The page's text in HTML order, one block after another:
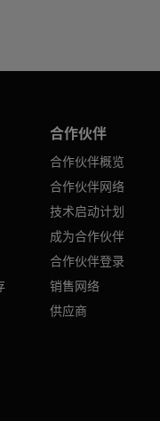
合作伙伴
合作伙伴概览
合作伙伴网络
技术启动计划
成为合作伙伴
合作伙伴登录
销售网络
供应商